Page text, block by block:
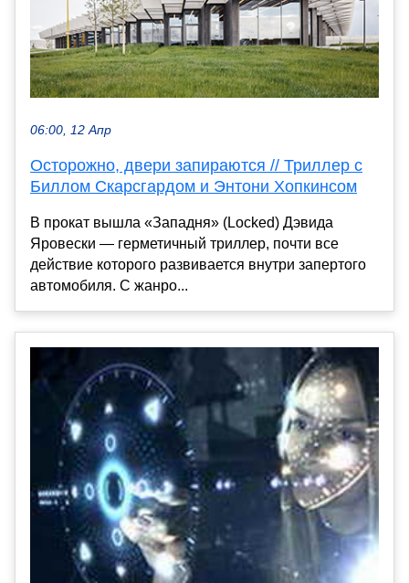
06:00, 12 Апр
Осторожно, двери запираются // Триллер с
Биллом Скарсгардом и Энтони Хопкинсом
В прокат вышла «Западня» (Locked) Дэвида
Яровески — герметичный триллер, почти все
действие которого развивается внутри запертого
автомобиля. С жанро...